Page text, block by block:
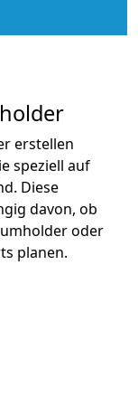
erstellen
speziell auf
Diese
davon, ob
oder
planen.